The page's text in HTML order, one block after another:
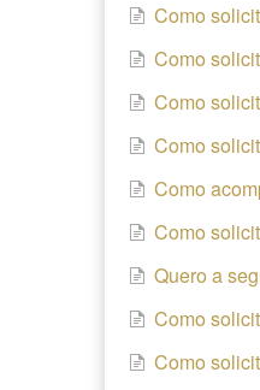
Como
Como
Como
Como
Como
Como
Quero a
Como
Como